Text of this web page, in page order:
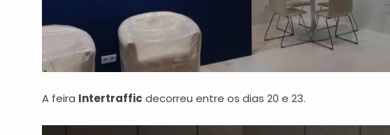
A feira Intertraffic decorreu entre os dias 20 e 23.